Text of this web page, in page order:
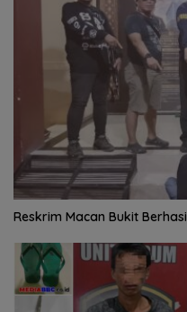
Reskrim Macan Bukit